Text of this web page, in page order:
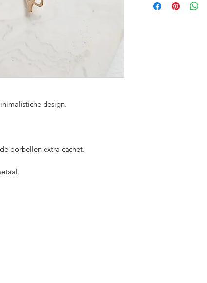
design.
oorbellen extra cachet.